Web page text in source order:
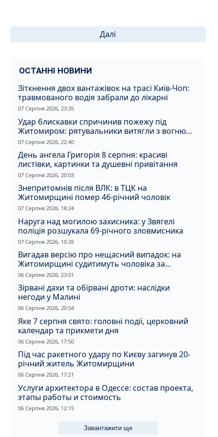
Далі
ОСТАННІ НОВИНИ
Зіткнення двох вантажівок на трасі Київ-Чоп:
травмованого водія забрали до лікарні
07 Серпня 2026, 23:35
Удар блискавки спричинив пожежу під
Житомиром: рятувальники витягли з вогню
кота
07 Серпня 2026, 22:40
День ангела Григорія 8 серпня: красиві
листівки, картинки та душевні привітання
07 Серпня 2026, 20:03
Знепритомнів після ВЛК: в ТЦК на
Житомирщині помер 46-річний чоловік
07 Серпня 2026, 18:24
Наруга над могилою захисника: у Звягелі
поліція розшукала 69-річного зловмисника
07 Серпня 2026, 10:26
Вигадав версію про нещасний випадок: на
Житомирщині судитимуть чоловіка за
вбивство співмешканки
06 Серпня 2026, 23:01
Зірвані дахи та обірвані дроти: наслідки
негоди у Малині
06 Серпня 2026, 20:54
Яке 7 серпня свято: головні події, церковний
календар та прикмети дня
06 Серпня 2026, 17:50
Під час ракетного удару по Києву загинув 20-
річний житель Житомирщини
06 Серпня 2026, 17:21
Услуги архитектора в Одессе: состав проекта,
этапы работы и стоимость
06 Серпня 2026, 12:15
Завантажити ще